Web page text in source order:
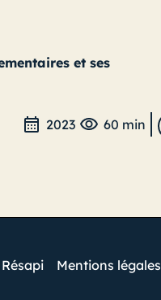
et ses
2023
60 min
Mentions légales